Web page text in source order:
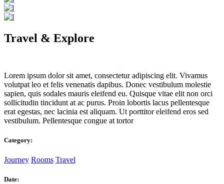
Travel & Explore
Lorem ipsum dolor sit amet, consectetur adipiscing elit. Vivamus
volutpat leo et felis venenatis dapibus. Donec vestibulum molestie
sapien, quis sodales mauris eleifend eu. Quisque vitae elit non orci
sollicitudin tincidunt at ac purus. Proin lobortis lacus pellentesque
erat egestas, nec lacinia est aliquam. Ut porttitor eleifend eros sed
vestibulum. Pellentesque congue at tortor
Category:
Journey Rooms Travel
Date: